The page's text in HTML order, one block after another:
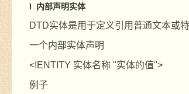
l 内部声明实体
DTD实体是用于定义引用普通文本或
一个内部实体声明
<!ENTITY 实体名称 "实体的值">
例子